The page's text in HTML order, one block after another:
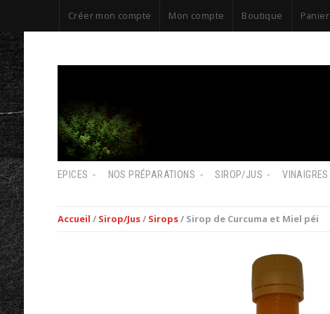
Créer mon compte Mon compte Boutique Panier
EPICES NOS PRÉPARATIONS SIROP/JUS VINAIGRES
Accueil / Sirop/Jus/ Sirops/ Sirop de Curcuma et Miel péi